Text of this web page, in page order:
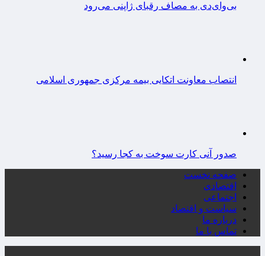
بی‌وای‌دی به مصاف رقبای ژاپنی می‌رود
انتصاب معاونت اتکایی بیمه مرکزی جمهوری اسلامی
صدور آنی کارت سوخت به کجا رسید؟
صفحه نخست
اقتصادی
اجتماعی
سیاست و اقتصاد
درباره ما
تماس با ما